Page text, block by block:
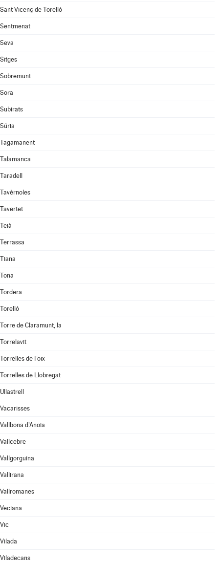
Sant Vicenç de Torelló
Sentmenat
Seva
Sitges
Sobremunt
Sora
Subirats
Súria
Tagamanent
Talamanca
Taradell
Tavèrnoles
Tavertet
Teià
Terrassa
Tiana
Tona
Tordera
Torelló
Torre de Claramunt, la
Torrelavit
Torrelles de Foix
Torrelles de Llobregat
Ullastrell
Vacarisses
Vallbona d'Anoia
Vallcebre
Vallgorguina
Vallirana
Vallromanes
Veciana
Vic
Vilada
Viladecans